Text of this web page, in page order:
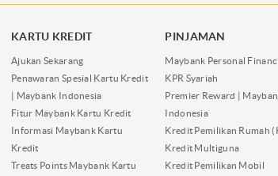
KARTU KREDIT
Ajukan Sekarang
Penawaran Spesial Kartu Kredit
| Maybank Indonesia
Fitur Maybank Kartu Kredit
Informasi Maybank Kartu
Kredit
Treats Points Maybank Kartu
PINJAMAN
Maybank Personal
KPR Syariah
Premier Reward |
Indonesia
Kredit Pemilikan Rumah
Kredit Multiguna
Kredit Pemilikan Mobil